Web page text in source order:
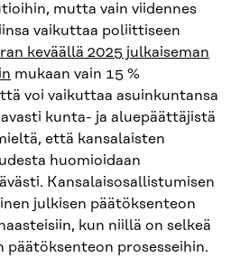
mutta vain viidennes
vaikuttaa poliittiseen
keväällä 2025 julkaiseman
mukaan vain 15 %
voi vaikuttaa asuinkuntansa
kunta- ja aluepäättäjistä
että kansalaisten
huomioidaan
Kansalaisosallistumisen
julkisen päätöksenteon
kun niillä on selkeä
päätöksenteon prosesseihin.